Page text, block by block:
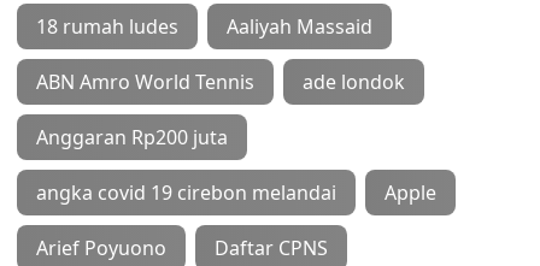
18 rumah ludes Aaliyah Massaid
ABN Amro World Tennis ade londok
Anggaran Rp200 juta
angka covid 19 cirebon melandai Apple
Arief Poyuono Daftar CPNS